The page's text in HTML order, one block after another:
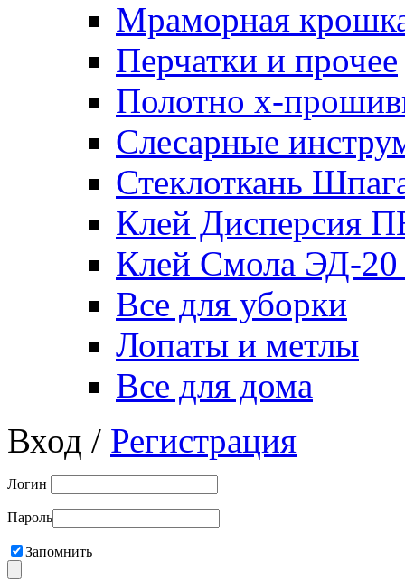
Мраморная
Перчатки и прочее
Полотно х-
Слесарные
Стеклоткань
Клей Дисперсия
Клей Смола ЭД-20
Все для уборки
Лопаты и метлы
Все для дома
Вход / Регистрация
Логин
Пароль
Запомнить